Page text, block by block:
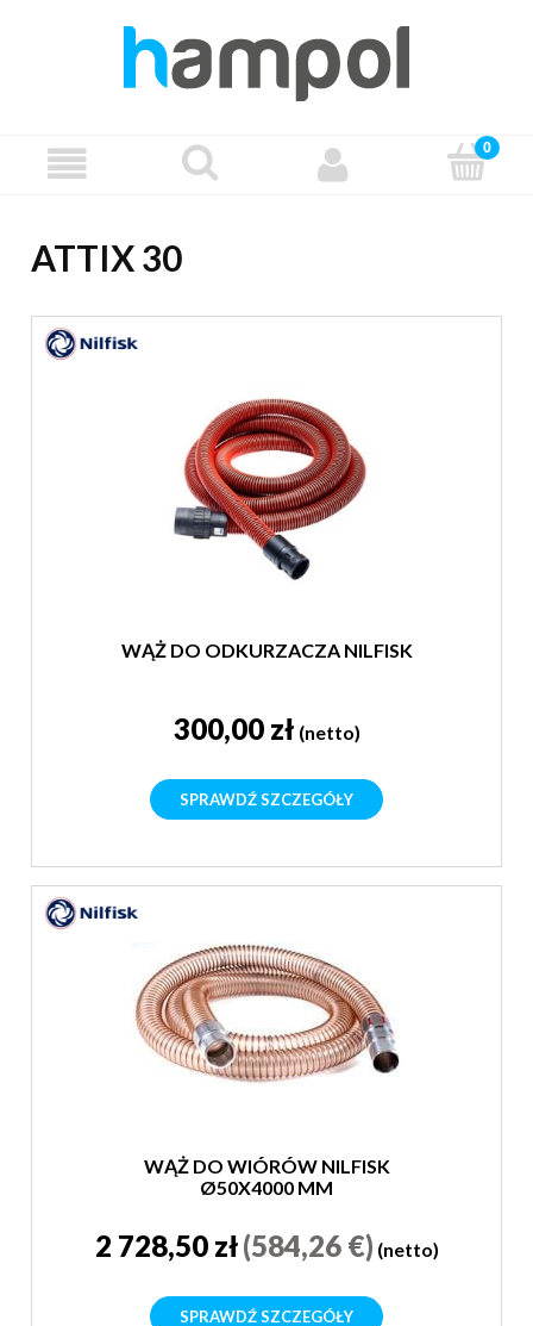
ATTIX 30
WĄŻ DO ODKURZACZA NILFISK
300,00 zł (netto)
SPRAWDŹ SZCZEGÓŁY
WĄŻ DO WIÓRÓW NILFISK
Ø50X4000 MM
2 728,50 zł(584,26 €) (netto)
SPRAWDŹ SZCZEGÓŁY